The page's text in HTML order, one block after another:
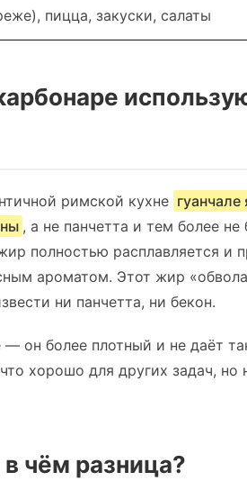
пицца, закуски, салаты
римской кухне
, а не панчетта и тем более
полностью расплавляется и
ароматом. Этот жир
ни панчетта, ни бекон.
он более плотный и не даёт
хорошо для других задач, но
чём разница?